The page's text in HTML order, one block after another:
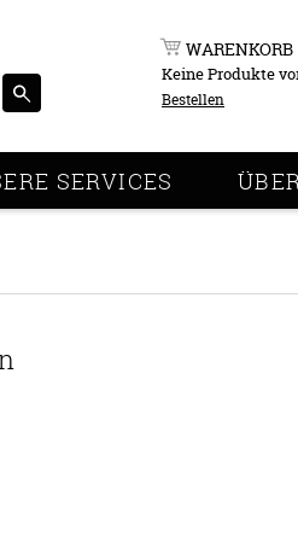
WARENKORB
Keine Produkte
Bestellen
SERVICES